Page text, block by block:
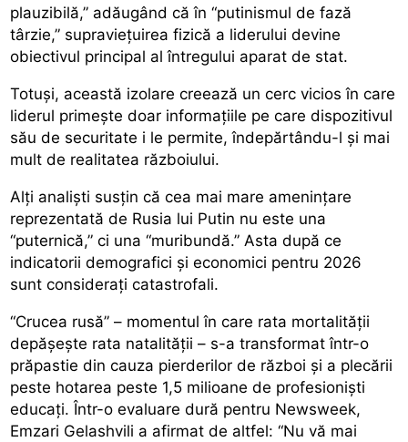
plauzibilă,” adăugând că în “putinismul de fază
târzie,” supraviețuirea fizică a liderului devine
obiectivul principal al întregului aparat de stat.
Totuși, această izolare creează un cerc vicios în care
liderul primește doar informațiile pe care dispozitivul
său de securitate i le permite, îndepărtându-l și mai
mult de realitatea războiului.
Alți analiști susțin că cea mai mare amenințare
reprezentată de Rusia lui Putin nu este una
“puternică,” ci una “muribundă.” Asta după ce
indicatorii demografici și economici pentru 2026
sunt considerați catastrofali.
“Crucea rusă” – momentul în care rata mortalității
depășește rata natalității – s-a transformat într-o
prăpastie din cauza pierderilor de război și a plecării
peste hotarea peste 1,5 milioane de profesioniști
educați. Într-o evaluare dură pentru Newsweek,
Emzari Gelashvili a afirmat de altfel: “Nu vă mai